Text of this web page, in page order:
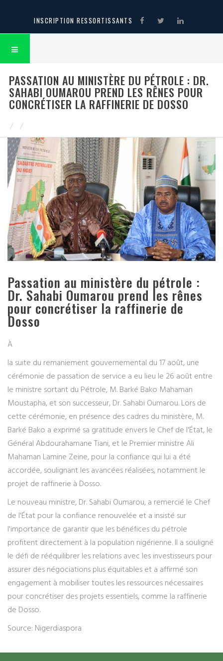
INSCRIPTION RESSORTISSANTS
PASSATION AU MINISTÈRE DU PÉTROLE : DR.
SAHABI OUMAROU PREND LES RÊNES POUR
CONCRÉTISER LA RAFFINERIE DE DOSSO
Passation au ministère du pétrole :
Dr. Sahabi Oumarou prend les rênes
pour concrétiser la raffinerie de
Dosso
À
la suite du remaniement gouvernemental du 17 août, une
cérémonie de passation de service a eu lieu le 26 août entre
le ministre sortant du Pétrole, M. Barké Bako Mahaman
Moustapha, et son successeur, Dr. Sahabi Oumarou. Lors de
cette cérémonie, en présence des cadres du ministère, M.
Barké Bako a exprimé sa gratitude envers le Chef de l'État, le
Général Abdourahamane Tiani, et le Premier ministre Ali
Mahaman Lamine Zeine, pour la confiance qui lui a été
accordée, soulignant les avancées réalisées, notamment le
projet de raffinerie à Dosso.
Le nouveau ministre, Dr. Sahabi Oumarou, a remercié le Chef
de l'État pour la confiance renouvelée et a insisté sur
l'importance de garantir que les bénéfices du pétrole
profitent directement à la population nigérienne. Il a souligné
le défi de rééquilibrer les relations avec les investisseurs pour
assurer des négociations plus équitables et a affirmé son
engagement à mobiliser toutes les ressources nécessaires
pour concrétiser des projets essentiels, comme la raffinerie
de Dosso.
Source: Nigerdiaspora